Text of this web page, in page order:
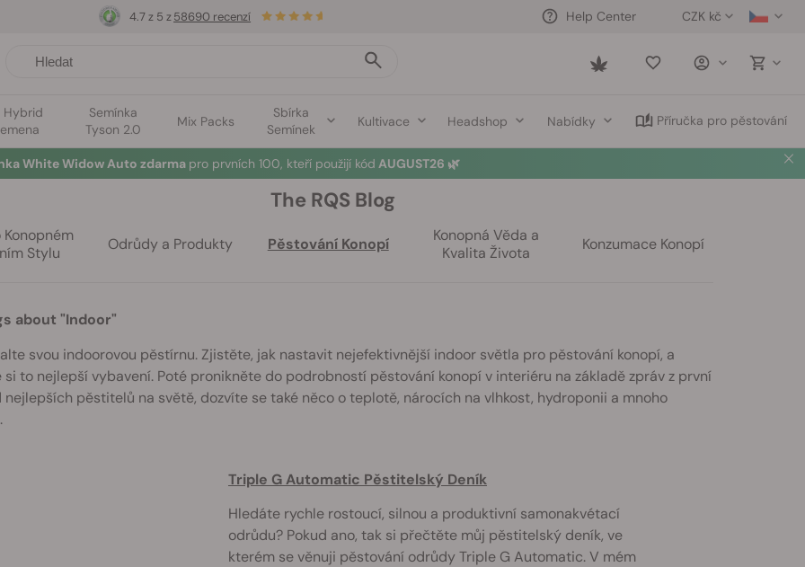
CZK kč
Help Center
Saved
Hybrid
Semínka
Tyson 2.0
Mix Packs
Sbírka
Semínek
Kultivace Headshop Nabídky Příručka pro pěstování
4.7 z 5 z58690 recenzí
White Widow Auto zdarma pro prvních 100, kteří použijí kód AUGUST26 🌿
The RQS Blog
Konopném
Stylu
Odrůdy a Produkty Pěstování Konopí
Konopná Věda a
Kvalita Života
Konzumace Konopí
about "Indoor"
svou indoorovou pěstírnu. Zjistěte, jak nastavit nejefektivnější indoor světla pro pěstování konopí, a
to nejlepší vybavení. Poté pronikněte do podrobností pěstování konopí v interiéru na základě zpráv z první
nejlepších pěstitelů na světě, dozvíte se také něco o teplotě, nárocích na vlhkost, hydroponii a mnoho
Triple G Automatic Pěstitelský Deník
Hledáte rychle rostoucí, silnou a produktivní samonakvétací
odrůdu? Pokud ano, tak si přečtěte můj pěstitelský deník, ve
kterém se věnuji pěstování odrůdy Triple G Automatic. V mém